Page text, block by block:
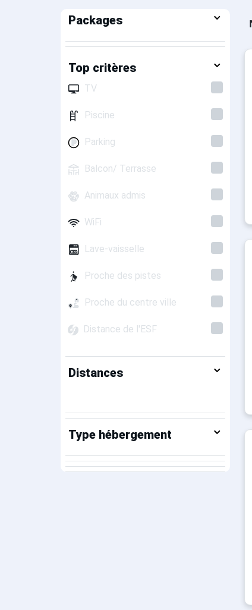
Packages
Top critères
TV
Piscine
Parking
Balcon/ Terrasse
Animaux admis
WiFi
Lave-vaisselle
Proche des pistes
Proche du centre ville
Distance de l'ESF
Distances
Type hébergement